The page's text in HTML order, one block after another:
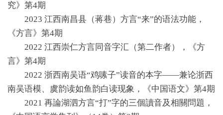
究》第4期
2023 江西南昌县（蒋巷）方言“来”的语法功能，
《方言》第4期
2022 江西崇仁方言同音字汇（第二作者），《方
言》第4期
2022 浙西南吴语“鸡嗉子”读音的本字——兼论浙西
南吴语模、虞韵读如鱼韵白读现象，《中国语文》第4期
2021 再論湖泗方言“打”字的三個讀音及相關問題，